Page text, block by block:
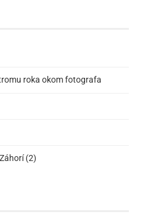
roka okom fotografa
(2)